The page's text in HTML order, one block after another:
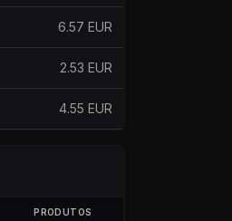
6.57 EUR
2.53 EUR
4.55 EUR
PRODUTOS